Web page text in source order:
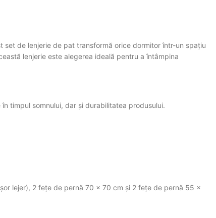
set de lenjerie de pat transformă orice dormitor într-un spațiu
lenjerie este alegerea ideală pentru a întâmpina
timpul somnului, dar și durabilitatea produsului.
lejer), 2 fețe de pernă 70 × 70 cm și 2 fețe de pernă 55 ×